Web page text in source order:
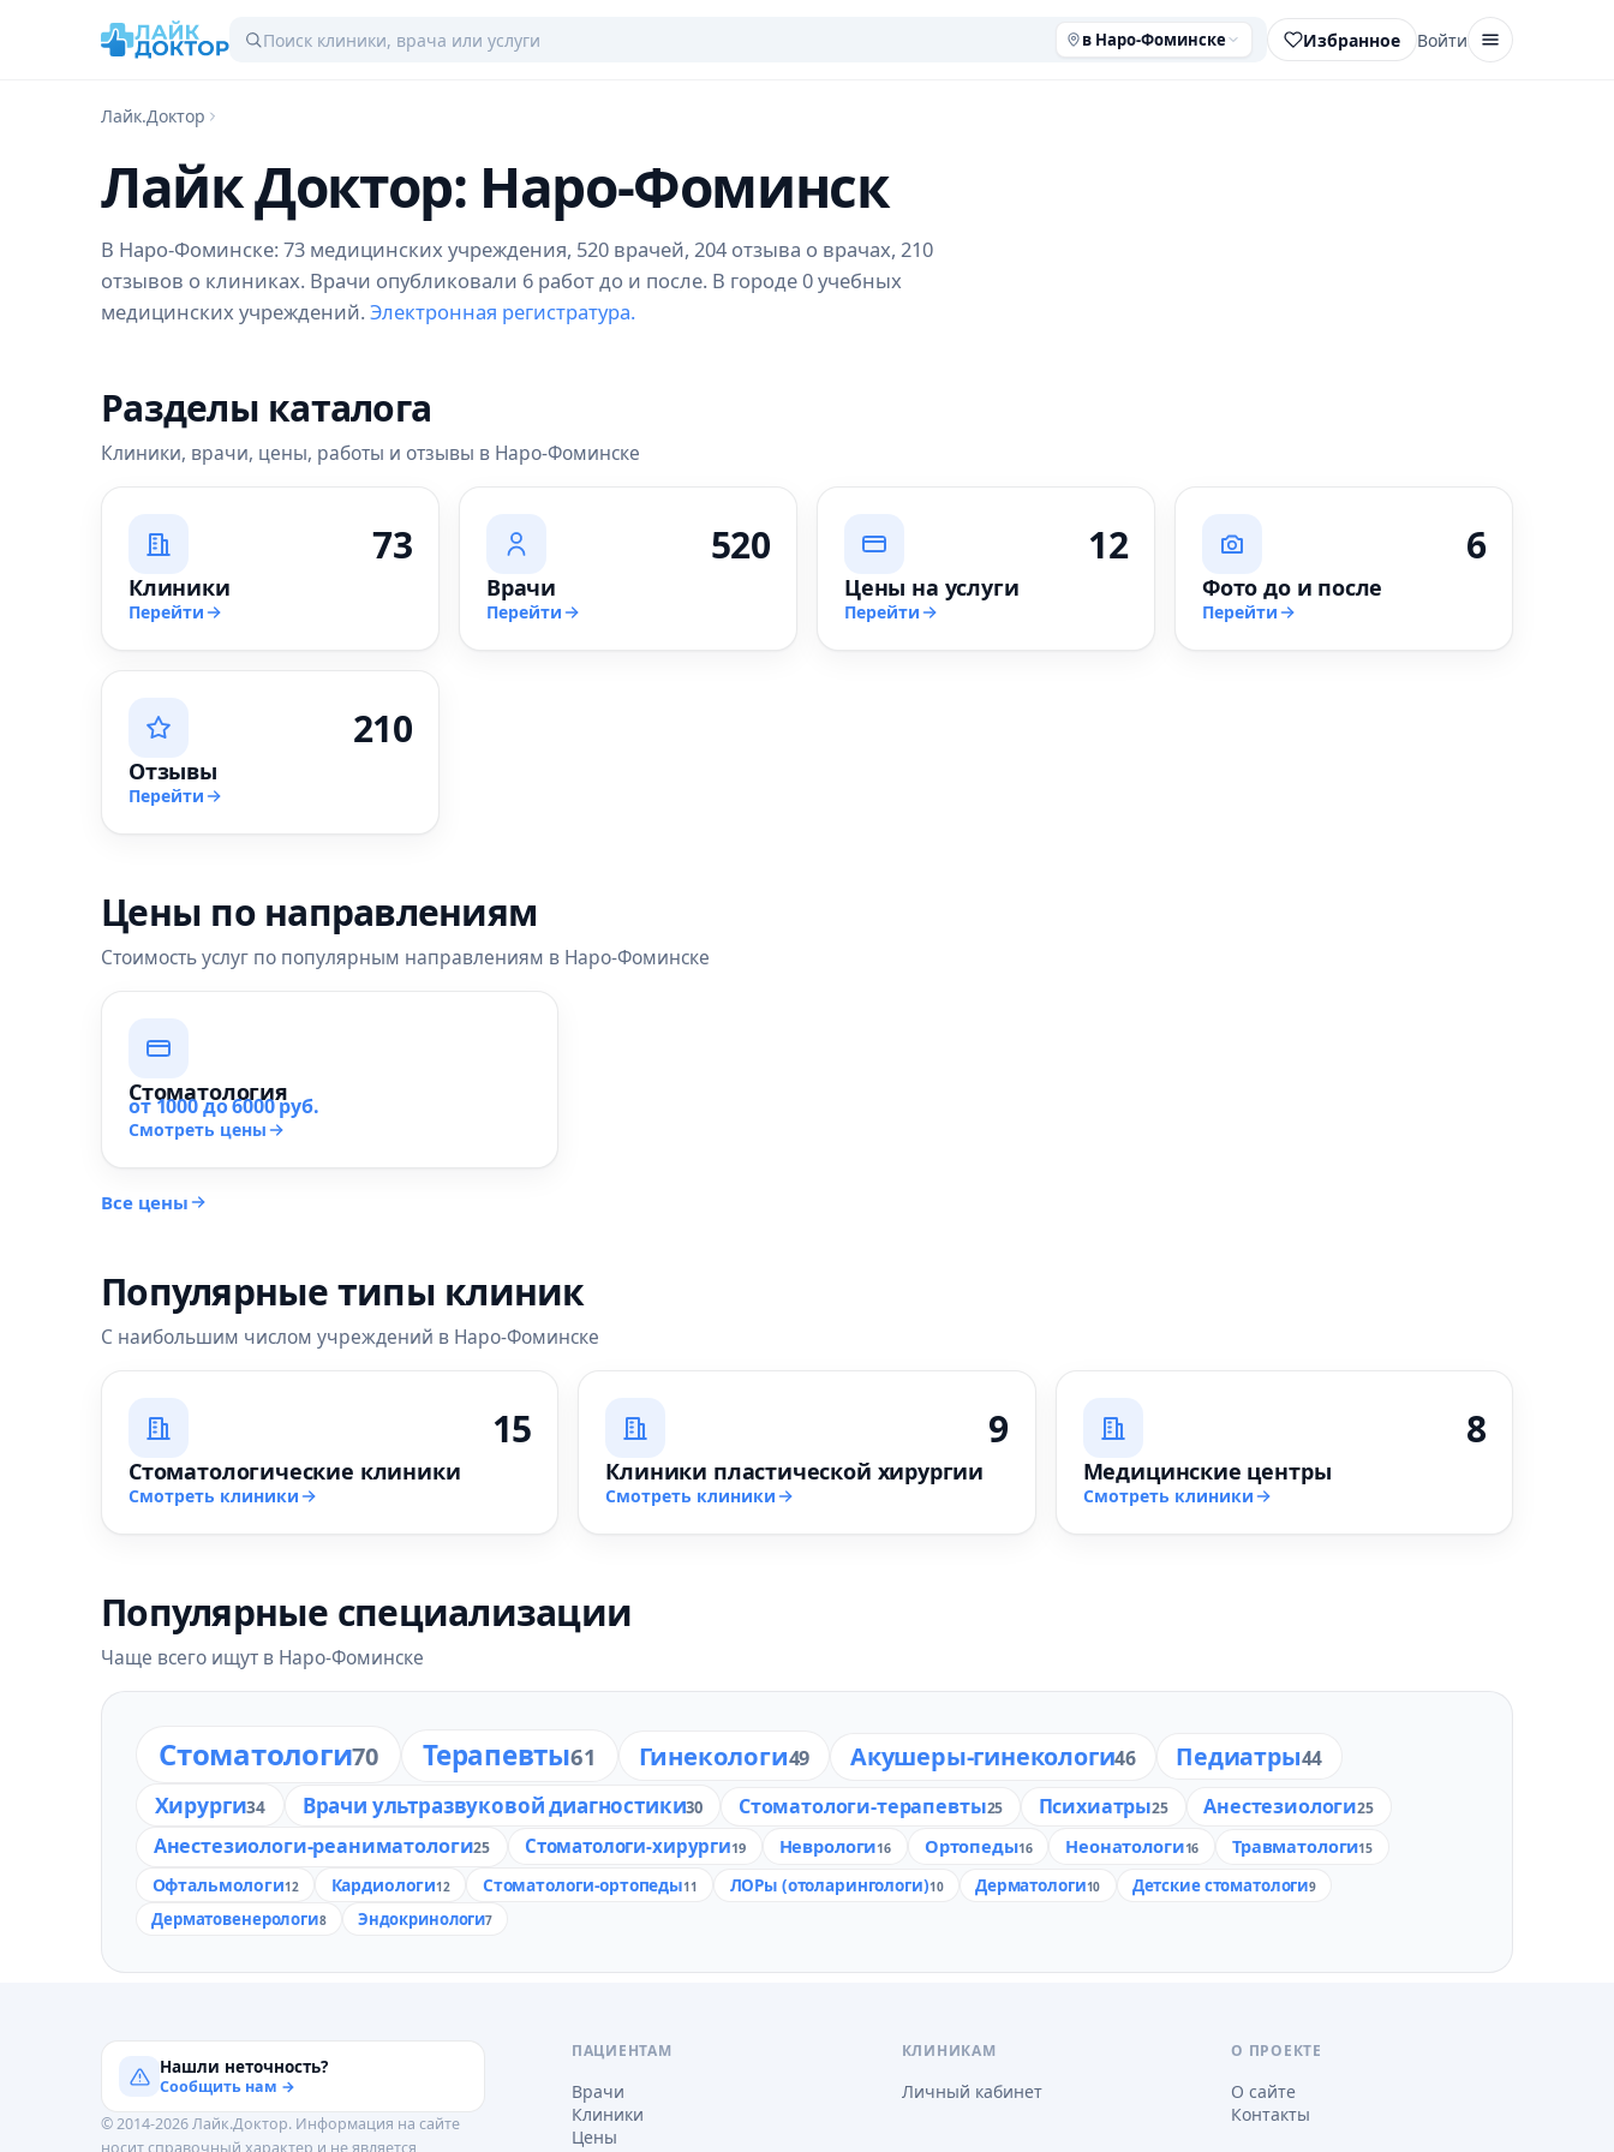
в Наро-Фоминске Избранное Войти
Лайк.Доктор
Лайк Доктор: Наро-Фоминск
В Наро-Фоминске: 73 медицинских учреждения, 520 врачей, 204 отзыва о врачах, 210
отзывов о клиниках. Врачи опубликовали 6 работ до и после. В городе 0 учебных
медицинских учреждений. Электронная регистратура.
Разделы каталога
Клиники, врачи, цены, работы и отзывы в Наро-Фоминске
73
Клиники
Перейти
520
Врачи
Перейти
12
Цены на услуги
Перейти
6
Фото до и после
Перейти
210
Отзывы
Перейти
Цены по направлениям
Стоимость услуг по популярным направлениям в Наро-Фоминске
Стоматология
от 1000 до 6000 руб.
Смотреть цены
Все цены
Популярные типы клиник
С наибольшим числом учреждений в Наро-Фоминске
15
Стоматологические клиники
Смотреть клиники
9
Клиники пластической хирургии
Смотреть клиники
8
Медицинские центры
Смотреть клиники
Популярные специализации
Чаще всего ищут в Наро-Фоминске
Стоматологи70 Терапевты61 Гинекологи49 Акушеры-гинекологи46 Педиатры44
Хирурги34 Врачи ультразвуковой диагностики30 Стоматологи-терапевты25 Психиатры25 Анестезиологи25
Анестезиологи-реаниматологи25 Стоматологи-хирурги19 Неврологи16 Ортопеды16 Неонатологи16 Травматологи15
Офтальмологи12 Кардиологи12 Стоматологи-ортопеды11 ЛОРы (отоларингологи)10 Дерматологи10 Детские стоматологи9
Дерматовенерологи8 Эндокринологи7
Нашли неточность?
Сообщить нам →
© 2014-2026 Лайк.Доктор. Информация на сайте
ПАЦИЕНТАМ
Врачи
Клиники
Цены
КЛИНИКАМ
Личный кабинет
О ПРОЕКТЕ
О сайте
Контакты